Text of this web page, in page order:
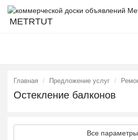
METRTUT
Главная Предложение услуг
Остекление балконов
Все параметры